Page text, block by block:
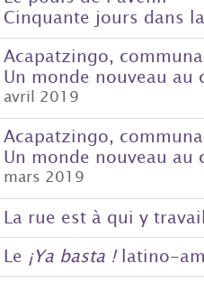
Cinquante jours dans
Acapatzingo,
Un monde nouveau au
avril 2019
Acapatzingo,
Un monde nouveau au
mars 2019
La rue est à qui y
Le ¡Ya basta !latino-